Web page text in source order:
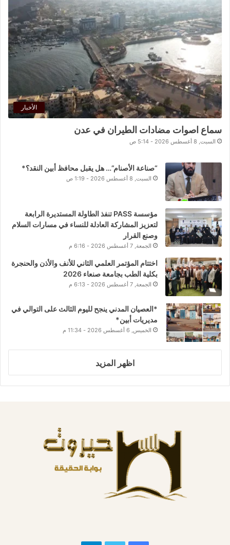
الأخبار
سماع اصوات مضادات الطيران في عدن
السبت, 8 أغسطس 2026 - 5:14 ص
“صناعة الأصنام”… هل يقبل محافظ أبين النقد؟*
السبت, 8 أغسطس 2026 - 1:19 ص
مؤسسة PASS تنفذ الطاولة المستديرة الرابعة
لتعزيز المشاركة العادلة للنساء في مسارات السلام
وصنع القرار
الجمعة, 7 أغسطس 2026 - 6:16 م
اختتام المؤتمر العلمي الثاني للأنف والأذن والحنجرة
بكلية الطب بجامعة صنعاء 2026
الجمعة, 7 أغسطس 2026 - 6:13 م
*العصيان المدني ينجح لليوم الثالث على التوالي في
مديريات أبين*
الخميس, 6 أغسطس 2026 - 11:34 م
اظهر المزيد